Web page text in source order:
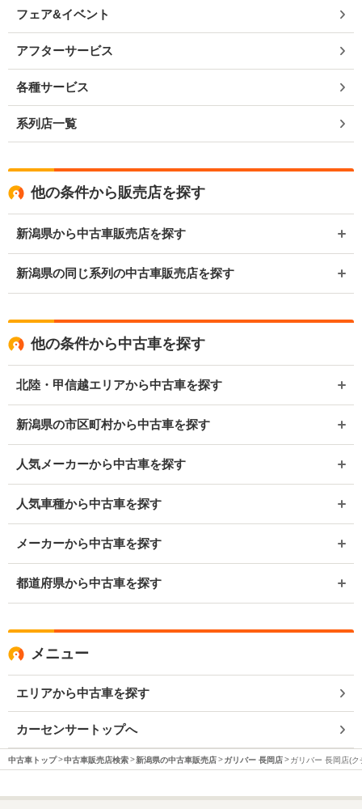
フェア&イベント
アフターサービス
各種サービス
系列店一覧
他の条件から販売店を探す
新潟県から中古車販売店を探す
新潟県の同じ系列の中古車販売店を探す
他の条件から中古車を探す
北陸・甲信越エリアから中古車を探す
新潟県の市区町村から中古車を探す
人気メーカーから中古車を探す
人気車種から中古車を探す
メーカーから中古車を探す
都道府県から中古車を探す
メニュー
エリアから中古車を探す
カーセンサートップへ
中古車トップ 中古車販売店検索 新潟県の中古車販売店 ガリバー 長岡店 ガリバー 長岡店(ク